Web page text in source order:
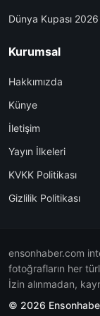
Dünya Kupası 2026
Kurumsal
Hakkımızda
Künye
İletişim
Yayın İlkeleri
KVKK Politikası
Gizlilik Politikası
ensonhaber.com
fotoğrafların her
İzin alınmadan,
© 2026